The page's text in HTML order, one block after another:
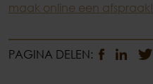
maak online een afspraak!
PAGINA DELEN: